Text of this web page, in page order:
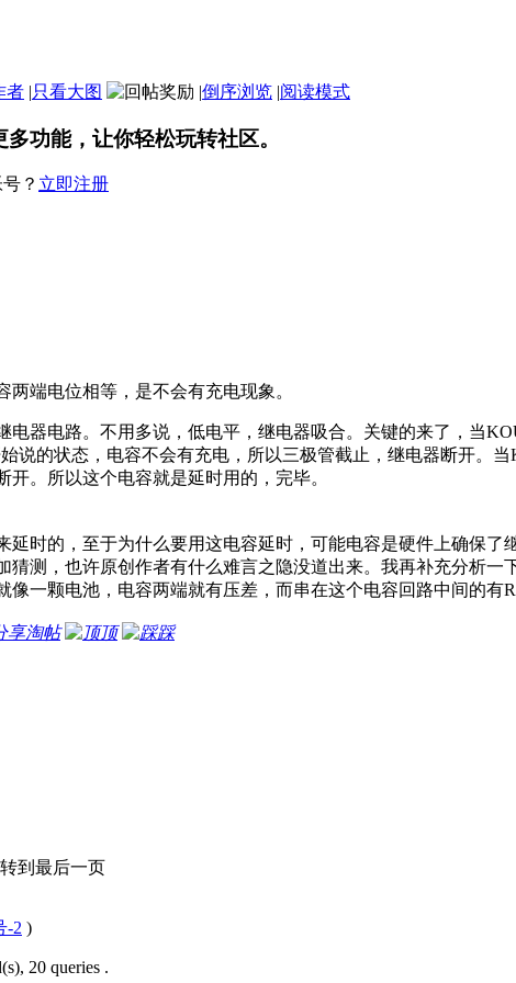
者 |只看大图 |倒序浏览 |阅读模式
功能，让你轻松玩转社区。
？ 立即注册
端电位相等，是不会有充电现象。
电器电路。不用多说，低电平，继电器吸合。关键的来了，当
说的状态，电容不会有充电，所以三极管截止，继电器断开。
。所以这个电容就是延时用的，完毕。
延时的，至于为什么要用这电容延时，可能电容是硬件上确保
测，也许原创作者有什么难言之隐没道出来。我再补充分析
一颗电池，电容两端就有压差，而串在这个电容回路中间的有
淘帖 顶
踩
到最后一页
-2 )
20 queries .